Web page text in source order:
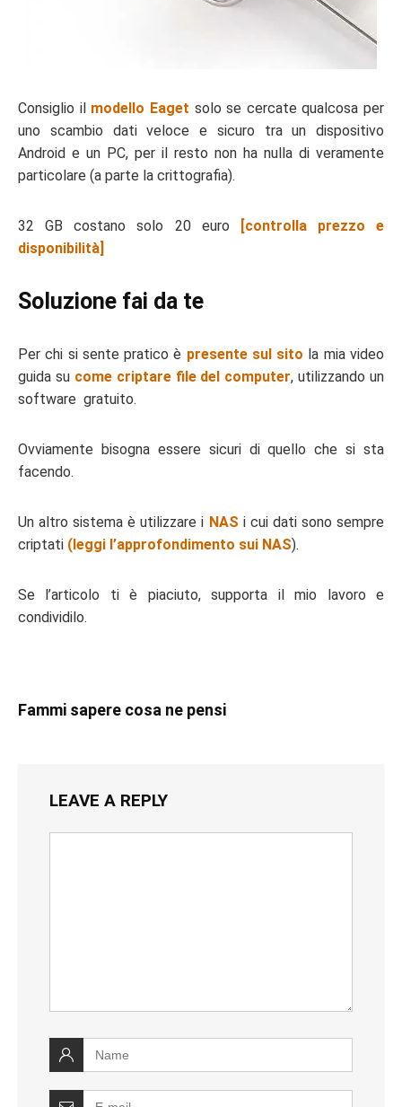
Consiglio ilmodello Eaget solo se cercate qualcosa per
uno scambio dati veloce e sicuro tra un dispositivo
Android e un PC, per il resto non ha nulla di veramente
particolare (a parte la crittografia).
32 GB costano solo 20 euro
[controlla prezzo e
disponibilità]
Soluzione fai da te
Per chi si sente pratico è presente sul sito la mia video
guida su come criptare file del computer, utilizzando un
software gratuito.
Ovviamente bisogna essere sicuri di quello che si sta
facendo.
Un altro sistema è utilizzare i NAS i cui dati sono sempre
criptati (leggi l’approfondimento sui NAS).
Se l’articolo ti è piaciuto, supporta il mio lavoro e
condividilo.
Fammi sapere cosa ne pensi
LEAVE A REPLY